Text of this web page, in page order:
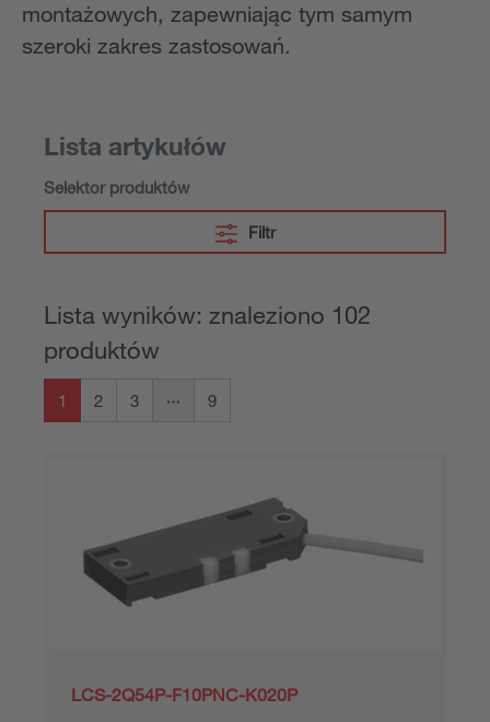
montażowych, zapewniając tym samym
szeroki zakres zastosowań.
Lista artykułów
Selektor produktów
Filtr
Lista wyników: znaleziono 102
produktów
1 2 3 9
LCS-2Q54P-F10PNC-K020P